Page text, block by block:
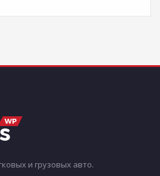
и грузовых авто.